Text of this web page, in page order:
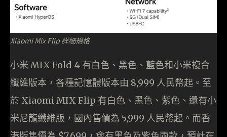
Xiaomi Mix Flip 詳細規格
⼩⽶ MIX Fold 4 有⽩⾊、⿊⾊、藍⾊和⼩⽶複合
纖維版本，各種記憶體版本由 8,999 人民幣起。至
於 Xiaomi MIX Flip 有⽩⾊、⿊⾊、紫⾊、還有⼩
⽶尼⿓纖維版，國內售價為 5,999 人民幣起。而香